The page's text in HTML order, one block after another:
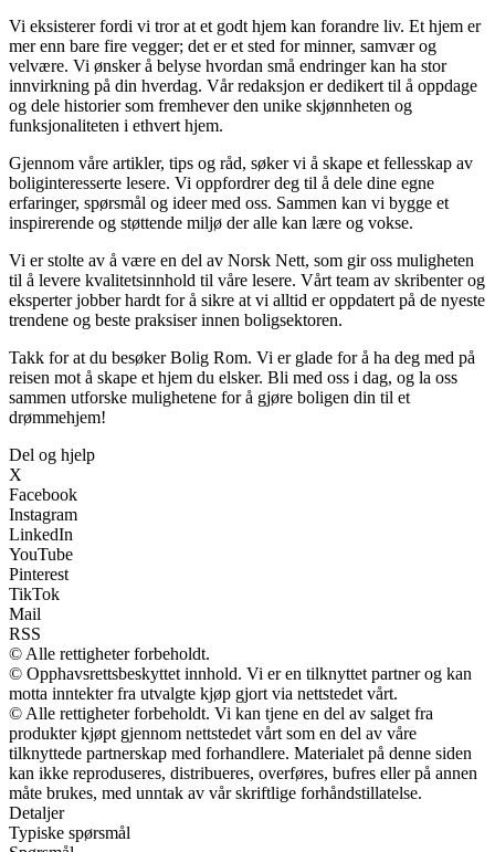
Vi eksisterer fordi vi tror at et godt hjem kan forandre liv. Et hjem er
mer enn bare fire vegger; det er et sted for minner, samvær og
velvære. Vi ønsker å belyse hvordan små endringer kan ha stor
innvirkning på din hverdag. Vår redaksjon er dedikert til å oppdage
og dele historier som fremhever den unike skjønnheten og
funksjonaliteten i ethvert hjem.
Gjennom våre artikler, tips og råd, søker vi å skape et fellesskap av
boliginteresserte lesere. Vi oppfordrer deg til å dele dine egne
erfaringer, spørsmål og ideer med oss. Sammen kan vi bygge et
inspirerende og støttende miljø der alle kan lære og vokse.
Vi er stolte av å være en del av Norsk Nett, som gir oss muligheten
til å levere kvalitetsinnhold til våre lesere. Vårt team av skribenter og
eksperter jobber hardt for å sikre at vi alltid er oppdatert på de nyeste
trendene og beste praksiser innen boligsektoren.
Takk for at du besøker Bolig Rom. Vi er glade for å ha deg med på
reisen mot å skape et hjem du elsker. Bli med oss i dag, og la oss
sammen utforske mulighetene for å gjøre boligen din til et
drømmehjem!
Del og hjelp
X
Facebook
Instagram
LinkedIn
YouTube
Pinterest
TikTok
Mail
RSS
© Alle rettigheter forbeholdt.
© Opphavsrettsbeskyttet innhold. Vi er en tilknyttet partner og kan
motta inntekter fra utvalgte kjøp gjort via nettstedet vårt.
© Alle rettigheter forbeholdt. Vi kan tjene en del av salget fra
produkter kjøpt gjennom nettstedet vårt som en del av våre
tilknyttede partnerskap med forhandlere. Materialet på denne siden
kan ikke reproduseres, distribueres, overføres, bufres eller på annen
måte brukes, med unntak av vår skriftlige forhåndstillatelse.
Detaljer
Typiske spørsmål